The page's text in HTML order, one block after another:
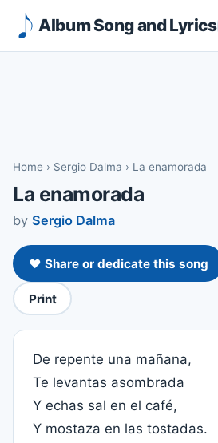
Album Song and Lyrics
Home › Sergio Dalma › La enamorada
La enamorada
by Sergio Dalma
❤️ Share or dedicate this song
Print
De repente una mañana,
Te levantas asombrada
Y echas sal en el café,
Y mostaza en las tostadas.